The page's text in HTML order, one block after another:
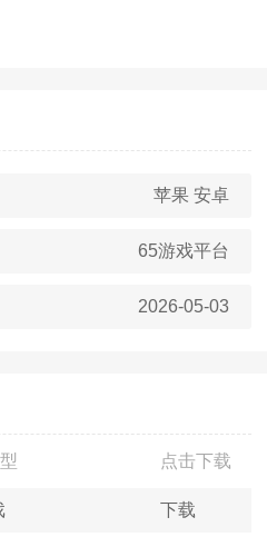
苹果 安卓
65游戏平台
2026-05-03
点击下载
下载